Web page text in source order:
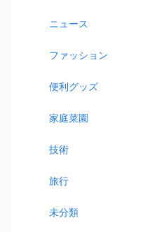
ニュース
ファッション
便利グッズ
家庭菜園
技術
旅行
未分類